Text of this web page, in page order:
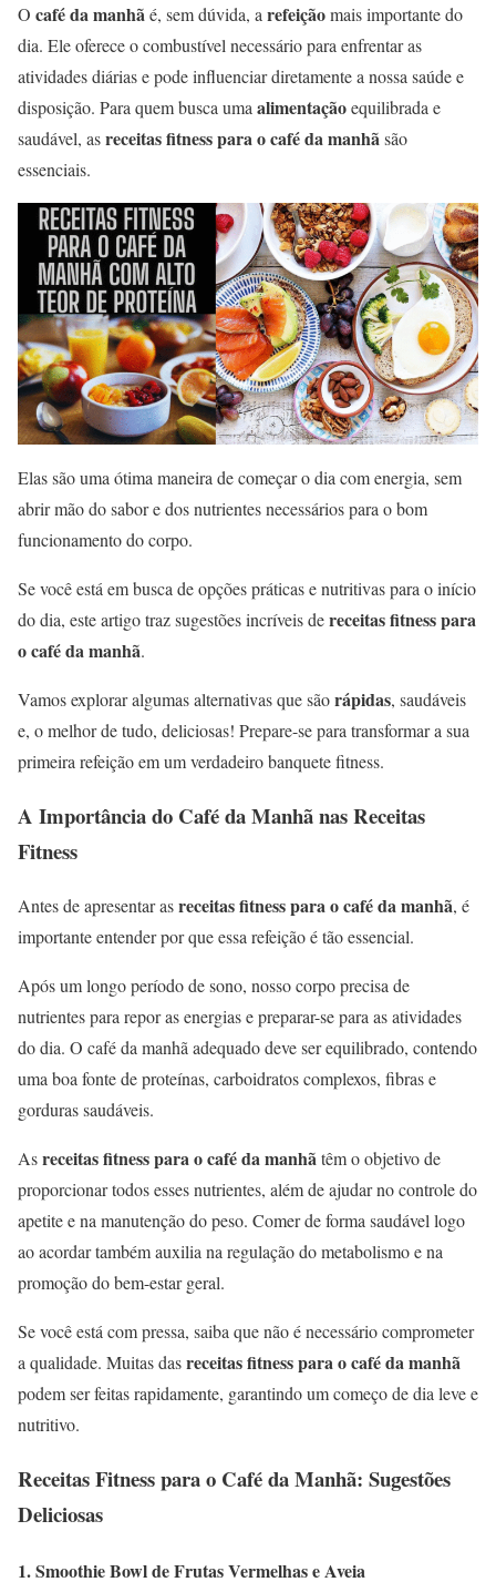
O café da manhãé, sem dúvida, a refeiçãomais importante do
dia. Ele oferece o combustível necessário para enfrentar as
atividades diárias e pode influenciar diretamente a nossa saúde e
disposição. Para quem busca uma alimentaçãoequilibrada e
saudável, asreceitas fitness para o café da manhãsão
essenciais.
Elas são uma ótima maneira de começar o dia com energia, sem
abrir mão do sabor e dos nutrientes necessários para o bom
funcionamento do corpo.
Se você está em busca de opções práticas e nutritivas para o início
do dia, este artigo traz sugestões incríveis dereceitas fitness para
o café da manhã.
Vamos explorar algumas alternativas que sãorápidas, saudáveis
e, o melhor de tudo, deliciosas! Prepare-se para transformar a sua
primeira refeição em um verdadeiro banquete fitness.
A Importância do Café da Manhã nas Receitas
Fitness
Antes de apresentar asreceitas fitness para o café da manhã, é
importante entender por que essa refeição é tão essencial.
Após um longo período de sono, nosso corpo precisa de
nutrientes para repor as energias e preparar-se para as atividades
do dia. O café da manhã adequado deve ser equilibrado, contendo
uma boa fonte de proteínas, carboidratos complexos, fibras e
gorduras saudáveis.
Asreceitas fitness para o café da manhãtêm o objetivo de
proporcionar todos esses nutrientes, além de ajudar no controle do
apetite e na manutenção do peso. Comer de forma saudável logo
ao acordar também auxilia na regulação do metabolismo e na
promoção do bem-estar geral.
Se você está com pressa, saiba que não é necessário comprometer
a qualidade. Muitas dasreceitas fitness para o café da manhã
podem ser feitas rapidamente, garantindo um começo de dia leve e
nutritivo.
Receitas Fitness para o Café da Manhã: Sugestões
Deliciosas
1.Smoothie Bowl de Frutas Vermelhas e Aveia